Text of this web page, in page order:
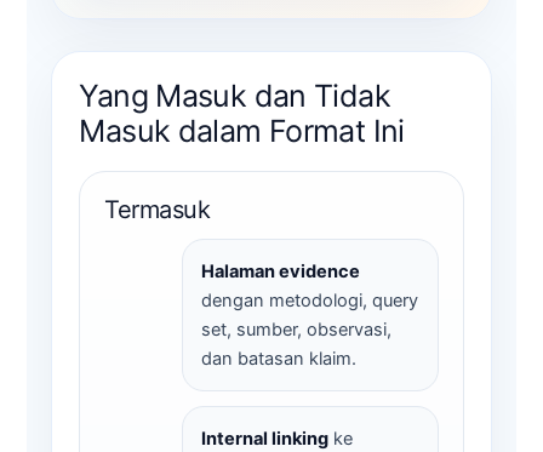
Yang Masuk dan Tidak
Masuk dalam Format Ini
Termasuk
Halaman evidence
dengan metodologi, query
set, sumber, observasi,
dan batasan klaim.
Internal linking ke